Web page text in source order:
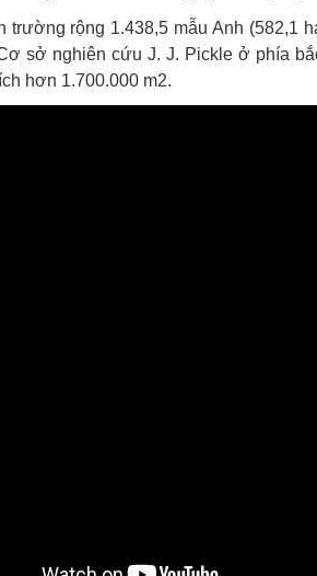
trường rộng 1.438,5 mẫu Anh (582,1
sở nghiên cứu J. J. Pickle ở phía
hơn 1.700.000 m2.